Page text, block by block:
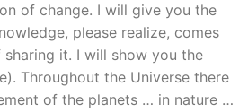
of change. I will give you the
please realize, comes
it. I will show you the
Throughout the Universe there
of the planets … in nature …